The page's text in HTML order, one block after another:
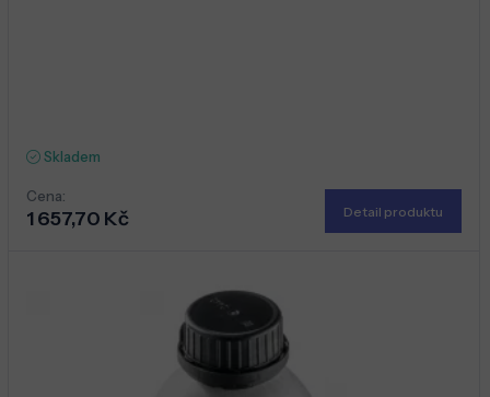
Skladem
Cena:
1 657,70 Kč Detail produktu